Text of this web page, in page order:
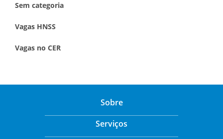
Sem categoria
Vagas HNSS
Vagas no CER
Sobre
Serviços